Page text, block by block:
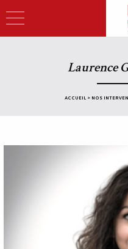
Laurence
ACCUEIL> NOS